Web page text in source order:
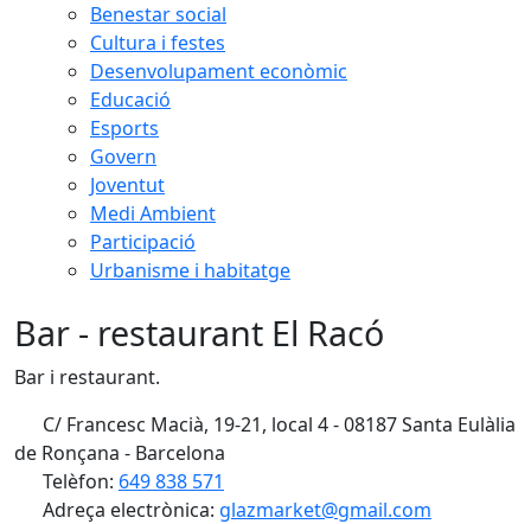
Benestar social
Cultura i festes
Desenvolupament econòmic
Educació
Esports
Govern
Joventut
Medi Ambient
Participació
Urbanisme i habitatge
Bar - restaurant El Racó
Bar i restaurant.
C/ Francesc Macià, 19-21, local 4 - 08187 Santa Eulàlia
de Ronçana - Barcelona
Telèfon: 649 838 571
Adreça electrònica: glazmarket@gmail.com